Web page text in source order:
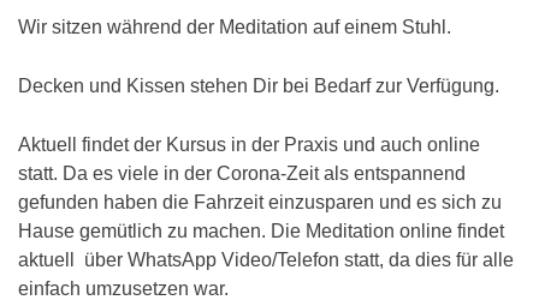
Wir sitzen während der Meditation auf einem Stuhl.
Decken und Kissen stehen Dir bei Bedarf zur Verfügung.
Aktuell findet der Kursus in der Praxis und auch online
statt. Da es viele in der Corona-Zeit als entspannend
gefunden haben die Fahrzeit einzusparen und es sich zu
Hause gemütlich zu machen. Die Meditation online findet
aktuell über WhatsApp Video/Telefon statt, da dies für alle
einfach umzusetzen war.